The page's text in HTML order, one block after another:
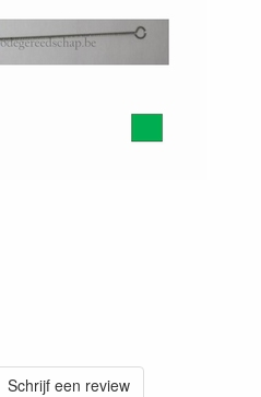
Schrijf een review